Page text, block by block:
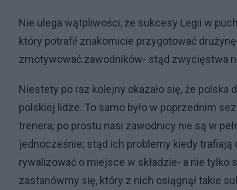
Nie ulega wątpliwości, że sukcesy Legii w
który potrafił znakomicie przygotować
zmotywować.zawodników- stąd zwycięstwa
Niestety po raz kolejny okazało się, że
polskiej lidze. To samo było w poprzednim
trenera; po prostu nasi zawodnicy nie są w
jednocześnie; stąd ich problemy kiedy
rywalizować o miejsce w składzie- a nie tylko
zastanówmy się, który z nich osiągnął takie